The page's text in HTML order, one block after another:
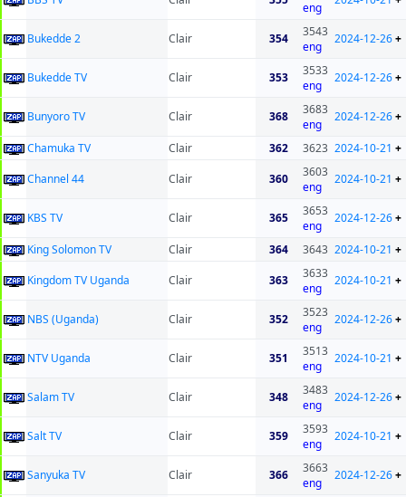
eng
Bukedde 2 Clair 354
3543
eng
2024-12-26+
Bukedde TV Clair 353
3533
eng
2024-12-26+
Bunyoro TV Clair 368
3683
eng
2024-12-26+
Chamuka TV Clair 362 3623 2024-10-21 +
Channel 44
Clair 360
3603
eng
2024-10-21 +
KBS TV Clair 365
3653
eng
2024-12-26+
King Solomon TV Clair 364 3643 2024-10-21 +
Kingdom TV Uganda
Clair 363
3633
eng
2024-10-21 +
NBS (Uganda) Clair 352
3523
eng
2024-12-26+
NTV Uganda Clair 351
3513
eng
2024-10-21 +
Salam TV Clair 348
3483
eng
2024-12-26+
Salt TV Clair 359
3593
eng
2024-10-21 +
Sanyuka TV Clair 366
3663
eng
2024-12-26+